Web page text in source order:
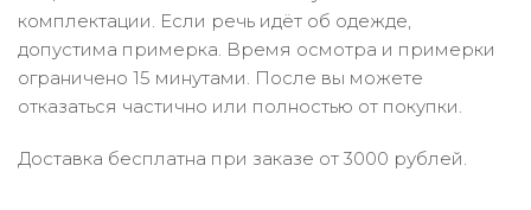
комплектации. Если речь идёт об одежде,
допустима примерка. Время осмотра и примерки
ограничено 15 минутами. После вы можете
отказаться частично или полностью от покупки.
Доставка бесплатна при заказе от 3000 рублей.